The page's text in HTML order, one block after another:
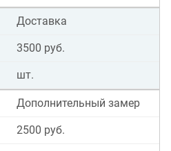
Доставка
3500 руб.
шт.
Дополнительный замер
2500 руб.